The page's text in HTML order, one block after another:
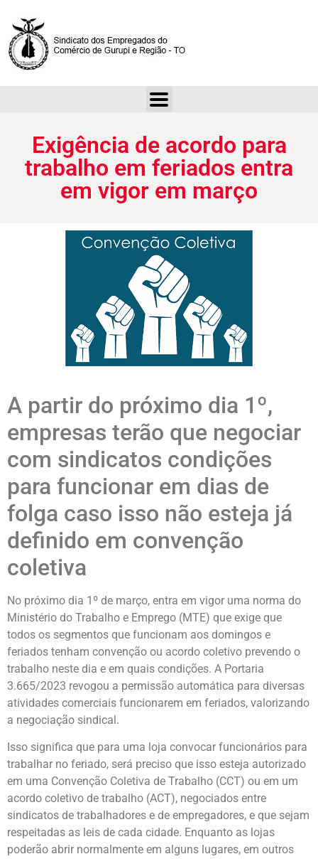
Exigência de acordo para
trabalho em feriados entra
em vigor em março
A partir do próximo dia 1º,
empresas terão que negociar
com sindicatos condições
para funcionar em dias de
folga caso isso não esteja já
definido em convenção
coletiva
No próximo dia 1º de março, entra em vigor uma norma do
Ministério do Trabalho e Emprego (MTE) que exige que
todos os segmentos que funcionam aos domingos e
feriados tenham convenção ou acordo coletivo prevendo o
trabalho neste dia e em quais condições. A Portaria
3.665/2023 revogou a permissão automática para diversas
atividades comerciais funcionarem em feriados, valorizando
a negociação sindical.
Isso significa que para uma loja convocar funcionários para
trabalhar no feriado, será preciso que isso esteja autorizado
em uma Convenção Coletiva de Trabalho (CCT) ou em um
acordo coletivo de trabalho (ACT), negociados entre
sindicatos de trabalhadores e de empregadores, e que sejam
respeitadas as leis de cada cidade. Enquanto as lojas
poderão abrir normalmente em alguns lugares, em outros